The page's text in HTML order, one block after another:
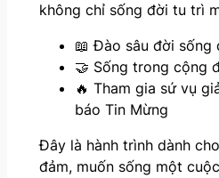
không chỉ sống đời tu trì
📖 Đào sâu đời
🤝 Sống trong cộng
🔥 Tham gia sứ vụ
báo Tin Mừng
Đây là hành trình dành
đảm, muốn sống một